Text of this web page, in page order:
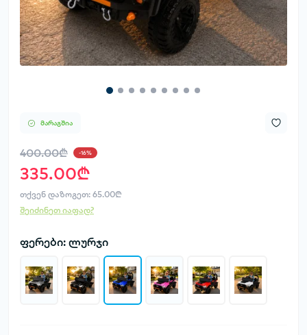
მარაგშია
400.00₾ -16%
335.00₾
თქვენ დაზოგეთ: 65.00₾
შეიძინეთ იაფად?
ფერები: ლურჯი